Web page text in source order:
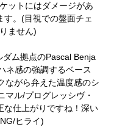
ットにはダメージがあ
す。(目視での盤面チェ
ません)
ム拠点のPascal Benja
ネ感の強調するベース
ながら弁えた温度感のシ
マル/プログレッシヴ・
な仕上がりですね！深い
ヒライ)